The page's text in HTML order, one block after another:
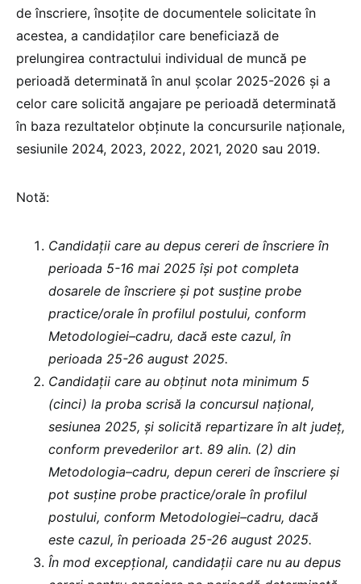
de înscriere, însoțite de documentele solicitate în
acestea, a candidaților care beneficiază de
prelungirea contractului individual de muncă pe
perioadă determinată în anul școlar 2025-2026 și a
celor care solicită angajare pe perioadă determinată
în baza rezultatelor obținute la concursurile naționale,
sesiunile 2024, 2023, 2022, 2021, 2020 sau 2019.
Notă:
Candidații care au depus cereri de înscriere în
perioada 5-16 mai 2025 își pot completa
dosarele de înscriere și pot susține probe
practice/orale în profilul postului, conform
Metodologiei–cadru, dacă este cazul, în
perioada 25-26 august 2025.
Candidații care au obținut nota minimum 5
(cinci) la proba scrisă la concursul național,
sesiunea 2025, și solicită repartizare în alt județ,
conform prevederilor art. 89 alin. (2) din
Metodologia–cadru, depun cereri de înscriere și
pot susține probe practice/orale în profilul
postului, conform Metodologiei–cadru, dacă
este cazul, în perioada 25-26 august 2025.
În mod excepțional, candidații care nu au depus